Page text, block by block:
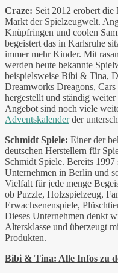
Craze: Seit 2012 erobert die
Markt der Spielzeugwelt.
Knüpfringen und coolen
begeistert das in Karlsruhe
immer mehr Kinder. Mit
werden heute bekannte
beispielsweise Bibi & Tina,
Dreamworks Dreagons,
hergestellt und ständig
Angebot sind noch viele
Adventskalenderder
Schmidt Spiele: Einer der
deutschen Herstellern für
Schmidt Spiele. Bereits 1997
Unternehmen in Berlin und
Vielfalt für jede menge
ob Puzzle, Holzspielzeug,
Erwachsenenspiele,
Dieses Unternehmen denkt
Altersklasse und überzeugt
Produkten.
Bibi & Tina: Alle Infos zu